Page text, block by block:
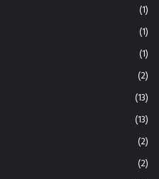
(13)
(2)
(2)
(23)
(2)
(1)
(2)
(5)